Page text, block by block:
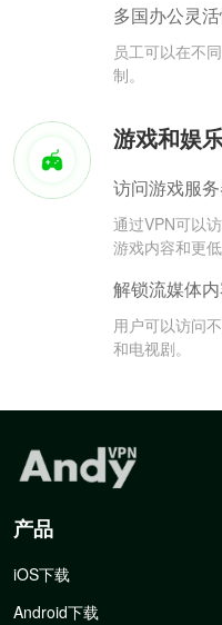
多国办公灵
员工可以在不
制。
游戏和娱
访问游戏服
通过VPN可以
游戏内容和更低
解锁流媒体
用户可以访问
和电视剧。
产品
iOS下载
Android下载